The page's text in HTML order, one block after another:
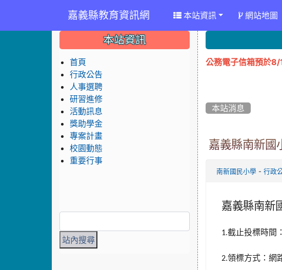
嘉義縣教育資訊網 本站資訊 網站地圖
:::
公務電子信箱預於
本站消息
嘉義縣南新國
南新國民小學 -行政
嘉義縣南新
1.截止投標時間：
2.領標方式：網
::: 本站資訊
首頁
行政公告
人事選聘
研習進修
活動訊息
獎助學金
專案計畫
校園動態
重要行事